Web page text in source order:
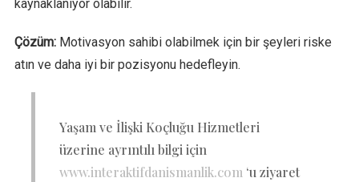
kaynaklanıyor olabilir.
Çözüm:Motivasyon sahibi olabilmek için bir şeyleri riske
atın ve daha iyi bir pozisyonu hedefleyin.
Yaşam ve İlişki Koçluğu Hizmetleri
üzerine ayrıntılı bilgi için
www.interaktifdanismanlik.com ‘u ziyaret